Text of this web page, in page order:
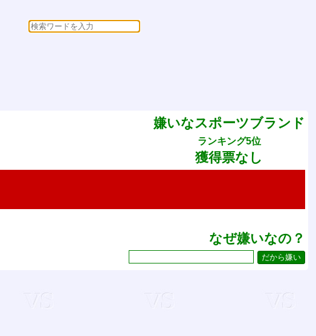
嫌いなスポーツブランド
ランキング5位
獲得票なし
なぜ嫌いなの？